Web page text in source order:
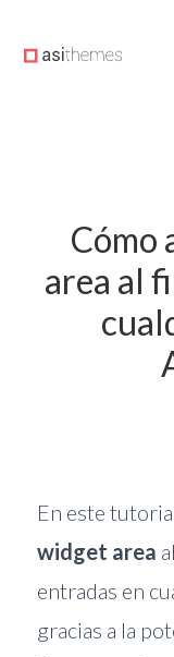
Cómo
area al
En este
widget area
entradas en
gracias a la